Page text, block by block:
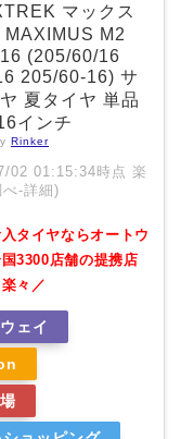
マックス
MAXIMUS M2
(205/60/16
205/60-16) サ
夏タイヤ 単品
インチ
Rinker
02 01:15:34時点 楽
べ-詳細)
タイヤならオートウ
3300店舗の提携店
々／
ェイ